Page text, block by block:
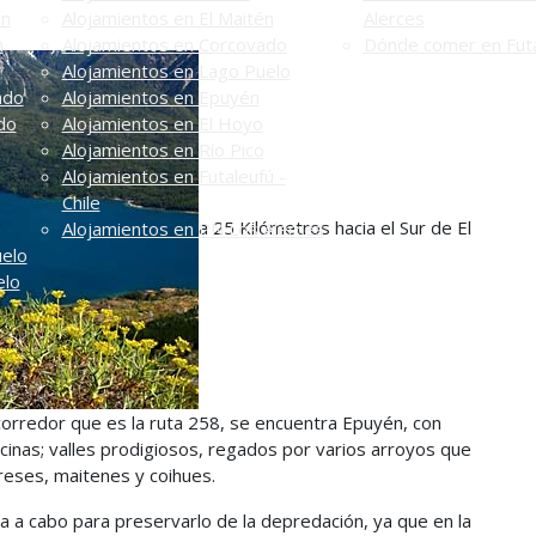
Alojamientos en Corcovado
Alojamientos en Lago Puelo
Alojamientos en Epuyén
Alojamientos en El Hoyo
Alojamientos en Río Pico
Alojamientos en Futaleufú -
Chile
Alojamientos en PN Los Alerces
Dónde comer en
a 25 Kilómetros hacia el Sur de El
que es la ruta 258, se encuentra Epuyén, con
valles prodigiosos, regados por varios arroyos que
maitenes y coihues.
cabo para preservarlo de la depredación, ya que en la